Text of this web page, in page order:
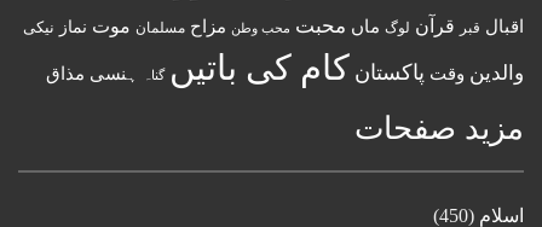
اقبال قبر قرآن لوگ ماں محبت محب وطن مزاح مسلمان موت نماز نیکی
والدین وقت پاکستان کام کی باتیں گناہ ہنسی مذاق
مزید صفحات
اسلام (450)